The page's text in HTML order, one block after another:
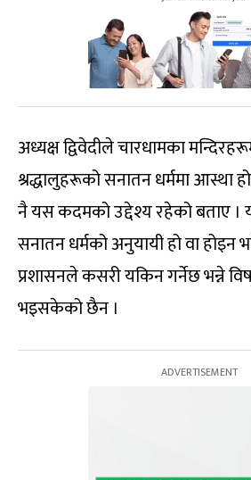
अध्यक्ष द्विवेदीले चारधामका
श्रद्धालुहरूको सनातन धर्ममा आस्था
नै यस कदमको उद्देश्य रहेको बताए ।
सनातन धर्मको अनुयायी हो वा होइन
प्रशासनले कसरी यकिन गर्नेछ भन्ने
भइसकेको छैन ।